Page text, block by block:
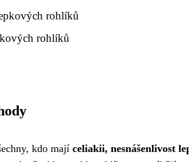
rohlíků
rohlíků
kdo mají celiakii, nesnášenlivost